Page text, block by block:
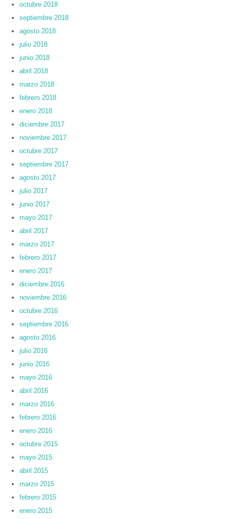
octubre 2018
septiembre 2018
agosto 2018
julio 2018
junio 2018
abril 2018
marzo 2018
febrero 2018
enero 2018
diciembre 2017
noviembre 2017
octubre 2017
septiembre 2017
agosto 2017
julio 2017
junio 2017
mayo 2017
abril 2017
marzo 2017
febrero 2017
enero 2017
diciembre 2016
noviembre 2016
octubre 2016
septiembre 2016
agosto 2016
julio 2016
junio 2016
mayo 2016
abril 2016
marzo 2016
febrero 2016
enero 2016
octubre 2015
mayo 2015
abril 2015
marzo 2015
febrero 2015
enero 2015